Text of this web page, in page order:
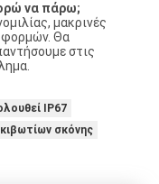
να πάρω;
μακρινές
Θα
στις
IP67
σκόνης